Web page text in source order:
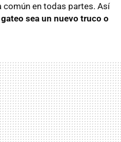
común en todas partes. Así
sea un nuevo truco o